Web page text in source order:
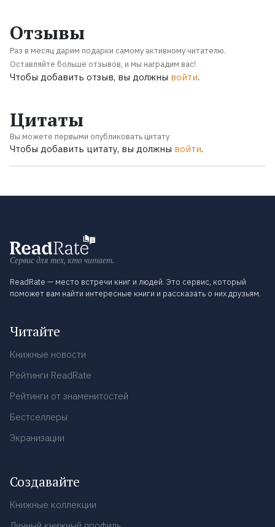
Отзывы
Раз в месяц дарим подарки самому активному читателю.
Оставляйте больше отзывов, и мы наградим вас!
Чтобы добавить отзыв, вы должны войти.
Цитаты
Вы можете первыми опубликовать цитату
Чтобы добавить цитату, вы должны войти.
Сервис для тех, кто читает.
ReadRate — место встречи книг и людей. Это сервис, который
поможет вам найти интересные книги и рассказать о них друзьям.
Читайте
Книжные новости
Рейтинги ReadRate
Рейтинги от знаменитостей
Бестселлеры
Экранизации
Создавайте
Книжные коллекции